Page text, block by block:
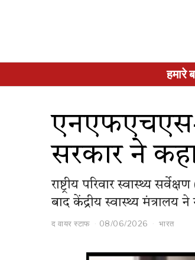
हमारे
सरकार ने
राष्ट्रीय परिवार स्वास्थ्य
बाद केंद्रीय स्वास्थ्य
द वायर स्टाफ 08/06/2026 भारत